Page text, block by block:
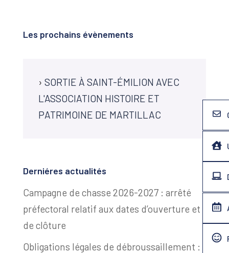
Les prochains évènements
› SORTIE À SAINT-ÉMILION AVEC
L'ASSOCIATION HISTOIRE ET
PATRIMOINE DE MARTILLAC
Derniéres actualités
Campagne de chasse 2026-2027 : arrêté
préfectoral relatif aux dates d’ouverture et
de clôture
Obligations légales de débroussaillement :